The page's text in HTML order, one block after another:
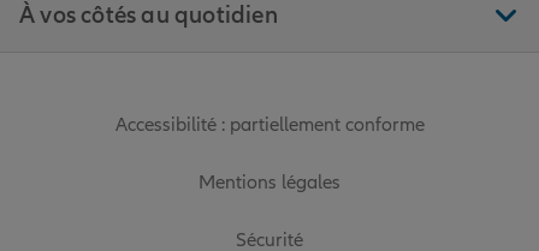
À vos côtés au quotidien
Accessibilité : partiellement conforme
Mentions légales
Sécurité